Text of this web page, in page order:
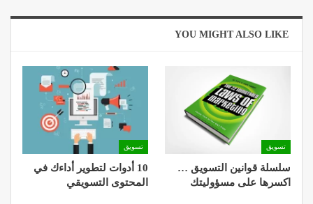
YOU MIGHT ALSO LIKE
تسويق
سلسلة قوانين التسويق …
اكسرها على مسؤوليتك
تسويق
10 أدوات لتطوير أداءك في
المحتوى التسويقي